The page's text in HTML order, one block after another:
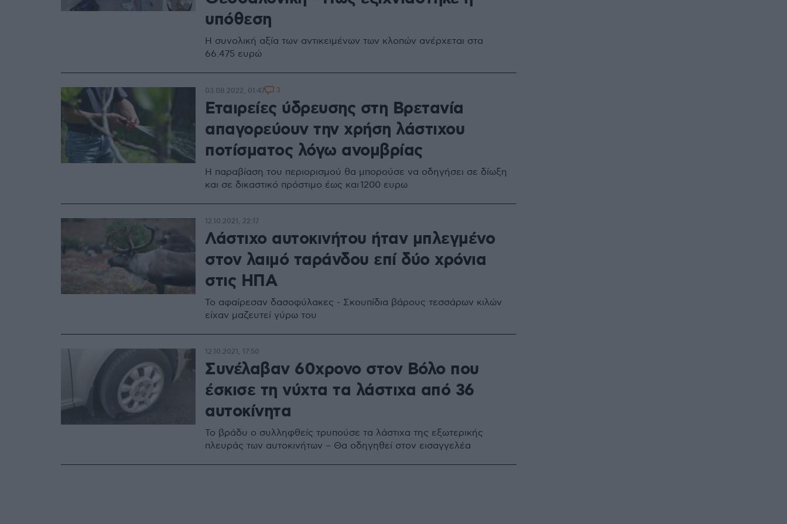
υπόθεση
Η συνολική αξία των αντικειμένων των κλοπών ανέρχεται στα
66.475 ευρώ
Εταιρείες ύδρευσης στη Βρετανία
απαγορεύουν την χρήση λάστιχου
ποτίσματος λόγω ανομβρίας
Η παραβίαση του περιορισμού θα μπορούσε να οδηγήσει σε δίωξη
και σε δικαστικό πρόστιμο έως και 1200 ευρω
03.08.2022, 01:47 3
Λάστιχο αυτοκινήτου ήταν μπλεγμένο
στον λαιμό ταράνδου επί δύο χρόνια
στις ΗΠΑ
Το αφαίρεσαν δασοφύλακες - Σκουπίδια βάρους τεσσάρων κιλών
είχαν μαζευτεί γύρω του
12.10.2021, 22:17
Συνέλαβαν 60χρονο στον Βόλο που
έσκισε τη νύχτα τα λάστιχα από 36
αυτοκίνητα
Το βράδυ ο συλληφθείς τρυπούσε τα λάστιχα της εξωτερικής
πλευράς των αυτοκινήτων – Θα οδηγηθεί στον εισαγγελέα
12.10.2021, 17:50